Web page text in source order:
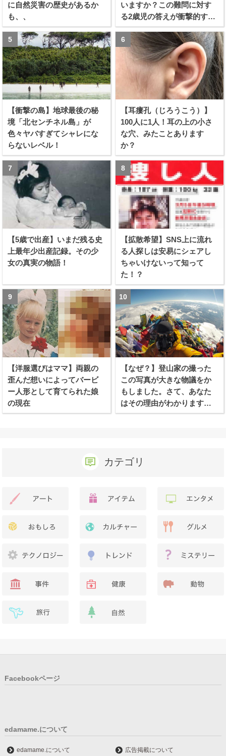
に自然災害の歴史があるか
も、、
いますか？この難問に対す
る2歳児の答えが衝撃的すぎ
る！！
【衝撃の島】地球最後の秘
境「北センチネル島」が
色々ヤバすぎてシャレにな
らないレベル！
【耳瘻孔（じろうこう）】
100人に1人！耳の上の小さ
な穴、みたことあります
か？
【5歳で出産】いまだ残る史
上最年少出産記録。その少
女の真実の物語！
【拡散希望】SNS上に流れ
る人探しは安易にシェアし
ちゃいけないって知って
た！？
【洋服選びはママ】両親の
歪んだ想いによってバービ
ー人形として育てられた娘
の現在
【なぜ？】登山家の撮った
この写真が大きな物議をか
もしました。さて、あなた
はその理由がわかります
か？
カテゴリ
Facebookページ
edamame.について
edamame.について 広告掲載について